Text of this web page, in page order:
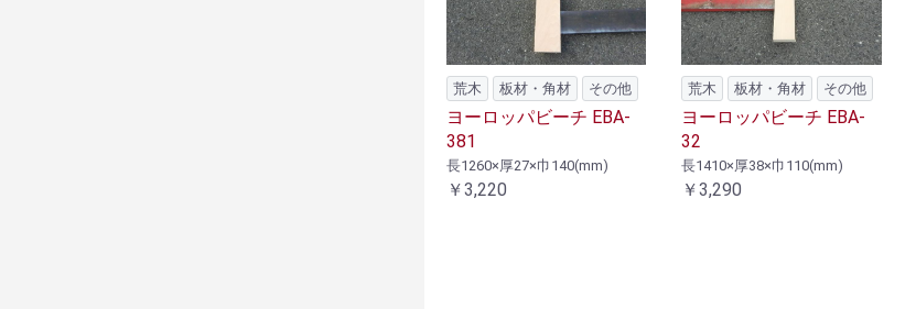
荒木 板材・角材 その他
ヨーロッパビーチ EBA-
381
長1260×厚27×巾140(mm)
￥3,220
荒木 板材・角材 その他
ヨーロッパビーチ EBA-
32
長1410×厚38×巾110(mm)
￥3,290